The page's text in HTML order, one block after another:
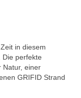
in diesem
Die perfekte
Natur, einer
GRIFID Strand